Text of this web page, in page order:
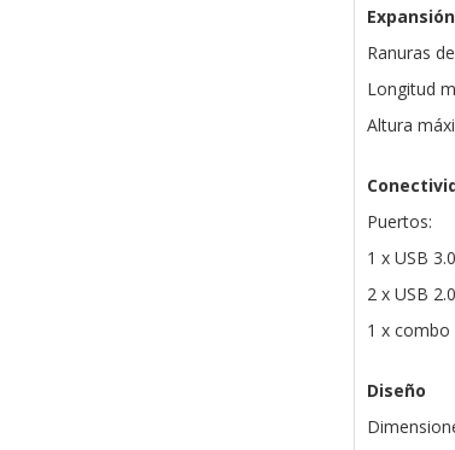
Expansión
Ranuras
Longitud
Altura
Puertos:
1 x USB 3.0
2 x USB 2.0
1 x
Diseño